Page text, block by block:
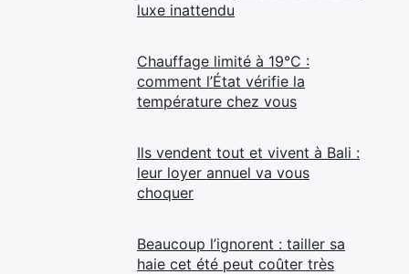
luxe inattendu
Chauffage limité à 19°C :
comment l’État vérifie la
température chez vous
Ils vendent tout et vivent à Bali :
leur loyer annuel va vous
choquer
Beaucoup l’ignorent : tailler sa
haie cet été peut coûter très